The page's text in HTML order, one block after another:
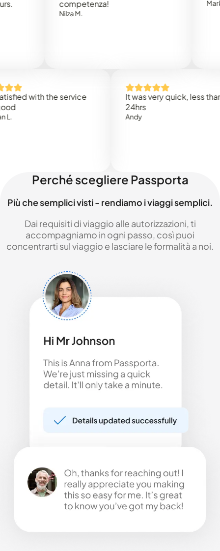
competenza!
Mark N.
with the service
It was very quick, less than
Perché scegliere Passporta
Più che semplici visti - rendiamo i viaggi semplici.
Dai requisiti di viaggio alle autorizzazioni, ti
accompagniamo in ogni passo, così puoi
concentrarti sul viaggio e lasciare le formalità a noi.